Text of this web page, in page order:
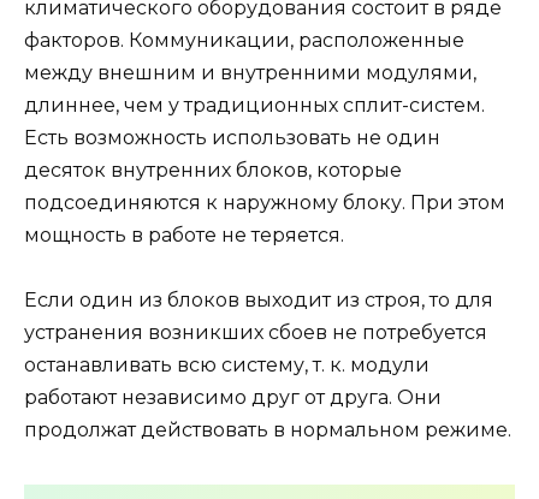
климатического оборудования состоит в ряде
факторов. Коммуникации, расположенные
между внешним и внутренними модулями,
длиннее, чем у традиционных сплит-систем.
Есть возможность использовать не один
десяток внутренних блоков, которые
подсоединяются к наружному блоку. При этом
мощность в работе не теряется.
Если один из блоков выходит из строя, то для
устранения возникших сбоев не потребуется
останавливать всю систему, т. к. модули
работают независимо друг от друга. Они
продолжат действовать в нормальном режиме.